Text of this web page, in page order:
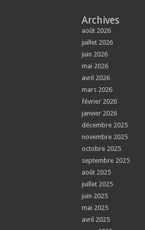
Archives
août 2026
juillet 2026
juin 2026
mai 2026
avril 2026
mars 2026
février 2026
janvier 2026
décembre 2025
novembre 2025
octobre 2025
septembre 2025
août 2025
juillet 2025
juin 2025
mai 2025
avril 2025